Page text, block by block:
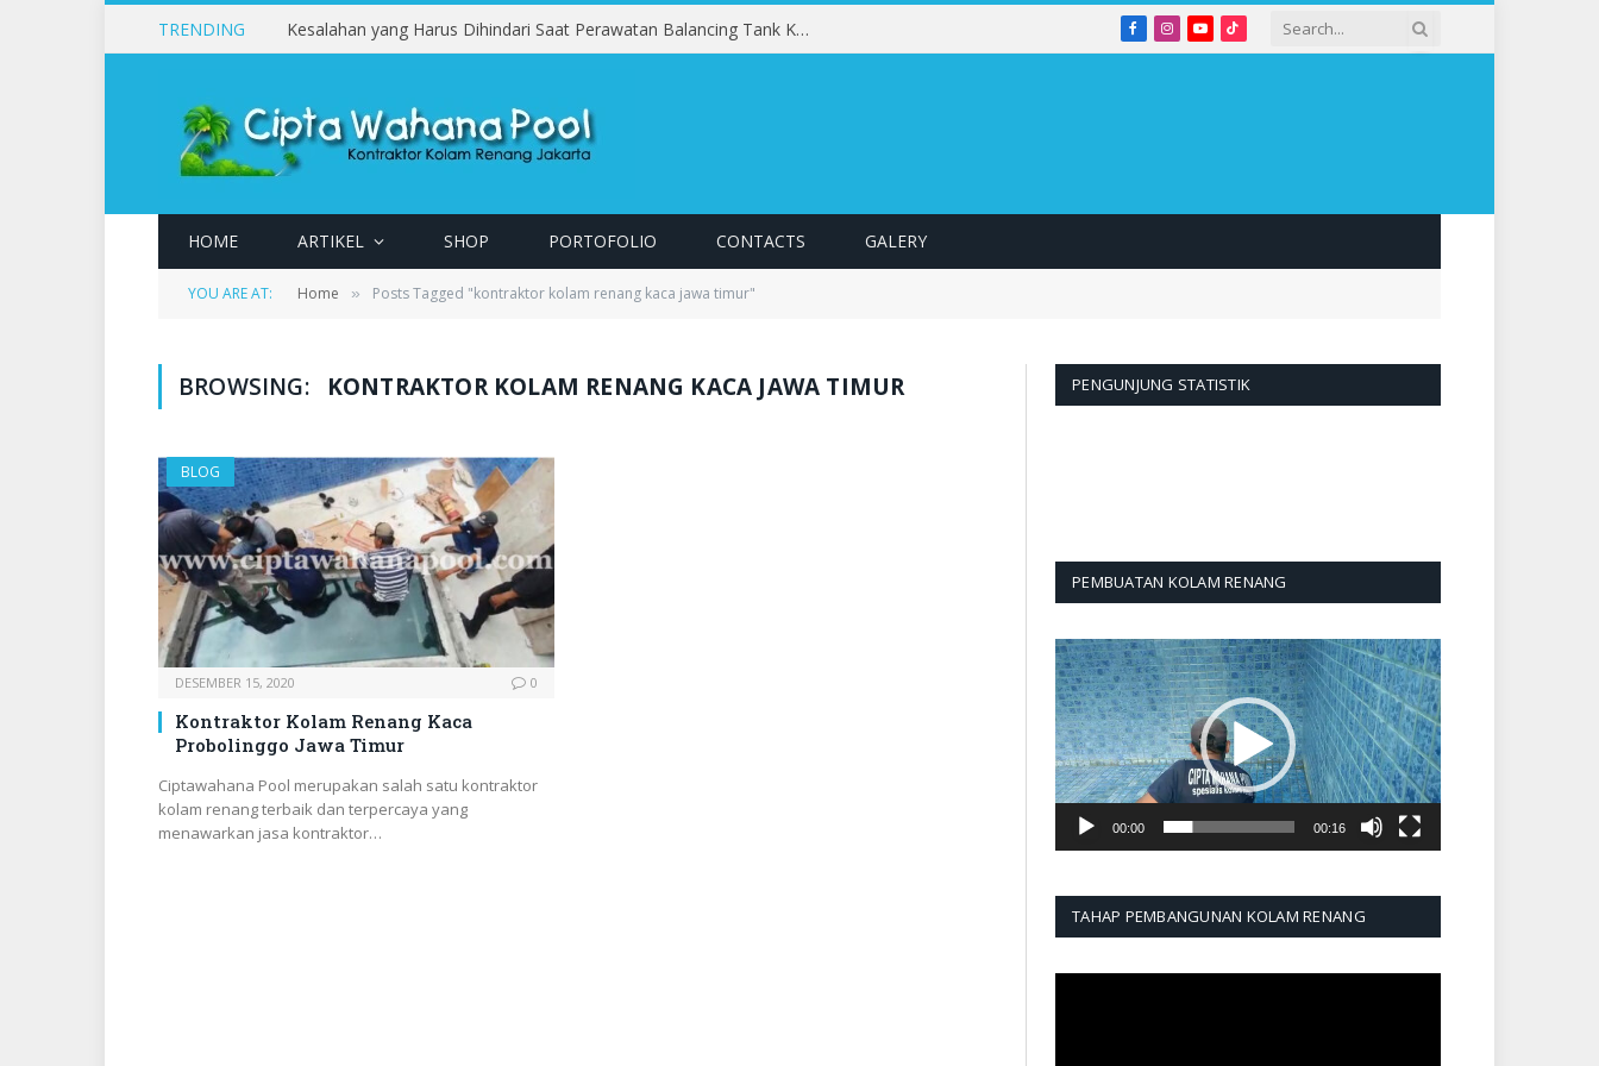
TRENDING Kesalahan yang Harus Dihindari Saat Perawatan Balancing Tank Kolam Renang Facebook
Instagram
YouTubeTikTok
HOME ARTIKEL SHOP PORTOFOLIO CONTACTS GALERY
YOU ARE AT: Home » Posts Tagged "kontraktor kolam renang kaca jawa timur"
BROWSING: KONTRAKTOR KOLAM RENANG KACA JAWA TIMUR
BLOG
DESEMBER 15, 2020 0
Kontraktor Kolam Renang Kaca
Probolinggo Jawa Timur
Ciptawahana Pool merupakan salah satu kontraktor
kolam renang terbaik dan terpercaya yang
menawarkan jasa kontraktor…
PENGUNJUNG STATISTIK
PEMBUATAN KOLAM RENANG
Pemutar
Video
00:00 00:16
TAHAP PEMBANGUNAN KOLAM RENANG